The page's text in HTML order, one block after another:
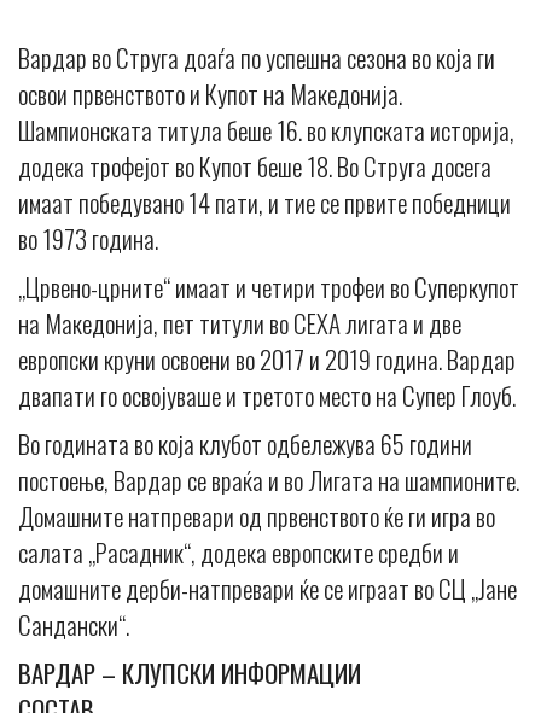
Вардар во Струга доаѓа по успешна сезона во која ги
освои првенството и Купот на Македонија.
Шампионската титула беше 16. во клупската историја,
додека трофејот во Купот беше 18. Во Струга досега
имаат победувано 14 пати, и тие се првите победници
во 1973 година.
„Црвено-црните“ имаат и четири трофеи во Суперкупот
на Македонија, пет титули во СЕХА лигата и две
европски круни освоени во 2017 и 2019 година. Вардар
двапати го освојуваше и третото место на Супер Глоуб.
Во годината во која клубот одбележува 65 години
постоење, Вардар се враќа и во Лигата на шампионите.
Домашните натпревари од првенството ќе ги игра во
салата „Расадник“, додека европските средби и
домашните дерби-натпревари ќе се играат во СЦ „Јане
Сандански“.
ВАРДАР – КЛУПСКИ ИНФОРМАЦИИ